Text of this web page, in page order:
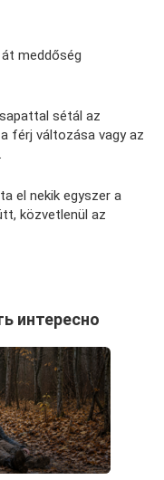
meddőség
sétál az
férj változása vagy az
el nekik egyszer a
közvetlenül az
интересно